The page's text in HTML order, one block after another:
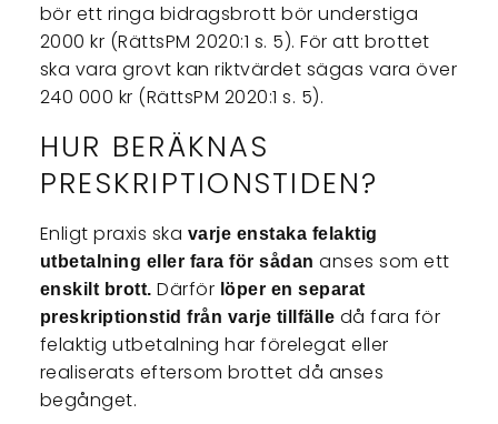
bör ett ringa bidragsbrott bör understiga
2000 kr (RättsPM 2020:1 s. 5). För att brottet
ska vara grovt kan riktvärdet sägas vara över
240 000 kr (RättsPM 2020:1 s. 5).
HUR BERÄKNAS
PRESKRIPTIONSTIDEN?
Enligt praxis ska varje enstaka felaktig
utbetalning eller fara för sådan anses som ett
enskilt brott. Därför löper en separat
preskriptionstid från varje tillfälle då fara för
felaktig utbetalning har förelegat eller
realiserats eftersom brottet då anses
begånget.